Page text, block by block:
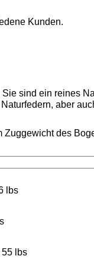
Kunden.
sind ein reines
aber
des
lbs
lbs